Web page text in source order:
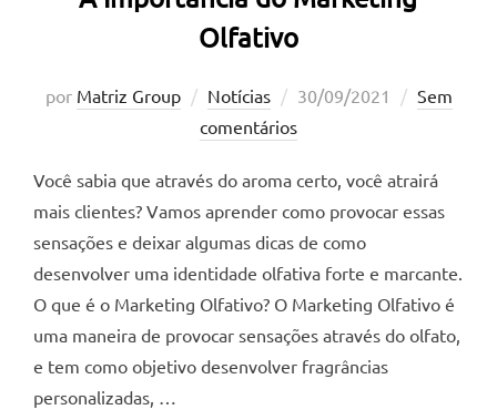
Olfativo
por Matriz Group Notícias
Postado
em
30/09/2021
Sem
comentários
Você sabia que através do aroma certo, você atrairá
mais clientes? Vamos aprender como provocar essas
sensações e deixar algumas dicas de como
desenvolver uma identidade olfativa forte e marcante.
O que é o Marketing Olfativo? O Marketing Olfativo é
uma maneira de provocar sensações através do olfato,
e tem como objetivo desenvolver fragrâncias
personalizadas, …